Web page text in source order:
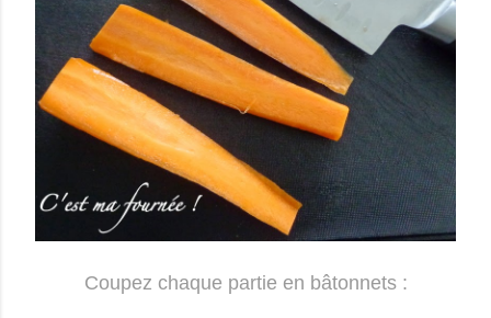
Coupez chaque partie en bâtonnets :